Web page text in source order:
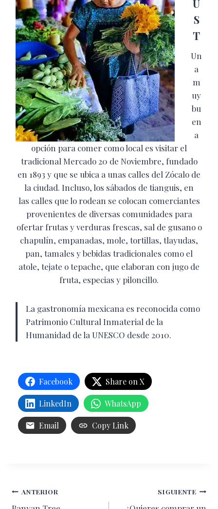
U
S
T
Un
a
m
uy
bu
en
a
opción para comer como local es visitar el
tradicional Mercado 20 de Noviembre, fundado
en 1893 y que se ubica a unas calles del Zócalo de
la ciudad. Incluso, los sábados de tianguis, en
las calles que lo rodean se colocan comerciantes
provenientes de diversas comunidades para
ofertar frutas y verduras frescas, sal de gusano o
chapulín, empanadas, mole, tortillas, tlayudas,
pan, tamales y bebidas tradicionales como el
atole, tejate o tepache, que elaboran con jugo de
fruta, especias y piloncillo.
La gastronomía mexicana es reconocida como
Patrimonio Cultural Inmaterial de la
Humanidad de la UNESCO desde 2010.
Facebook Share on X
LinkedIn WhatsApp
Email Copy Link
Navegación
ANTERIOR SIGUIENTE